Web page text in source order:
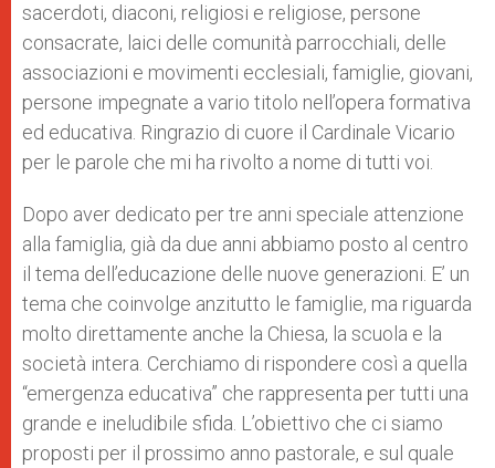
sacerdoti, diaconi, religiosi e religiose, persone
consacrate, laici delle comunità parrocchiali, delle
associazioni e movimenti ecclesiali, famiglie, giovani,
persone impegnate a vario titolo nell’opera formativa
ed educativa. Ringrazio di cuore il Cardinale Vicario
per le parole che mi ha rivolto a nome di tutti voi.
Dopo aver dedicato per tre anni speciale attenzione
alla famiglia, già da due anni abbiamo posto al centro
il tema dell’educazione delle nuove generazioni. E’ un
tema che coinvolge anzitutto le famiglie, ma riguarda
molto direttamente anche la Chiesa, la scuola e la
società intera. Cerchiamo di rispondere così a quella
“emergenza educativa” che rappresenta per tutti una
grande e ineludibile sfida. L’obiettivo che ci siamo
proposti per il prossimo anno pastorale, e sul quale